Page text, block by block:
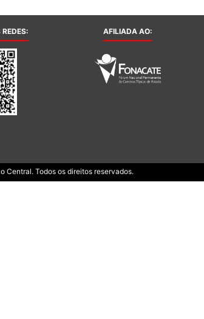
AFILIADA AO:
Central. Todos os direitos reservados.